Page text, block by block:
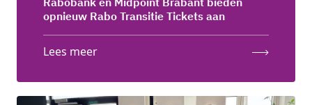
opnieuw Rabo Transitie Tickets aan
Lees meer